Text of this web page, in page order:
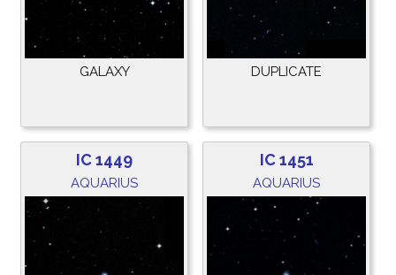
GALAXY DUPLICATE
IC 1449
AQUARIUS
IC 1451
AQUARIUS